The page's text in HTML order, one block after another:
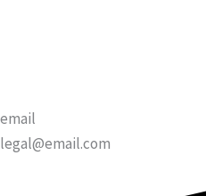
email
legal@email.com